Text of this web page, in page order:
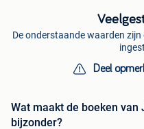
De onderstaande waarden
Deel
Wat maakt de boeken van
bijzonder?